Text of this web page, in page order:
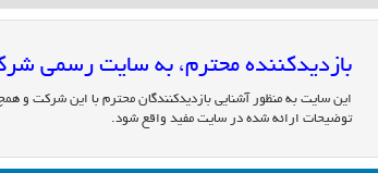
بازدیدکننده محترم، به سایت رسمی
این سایت به منظور آشنایی بازدیدکنندگان محترم با این شرکت و
توضیحات ارائه شده در سایت مفید واقع شود.